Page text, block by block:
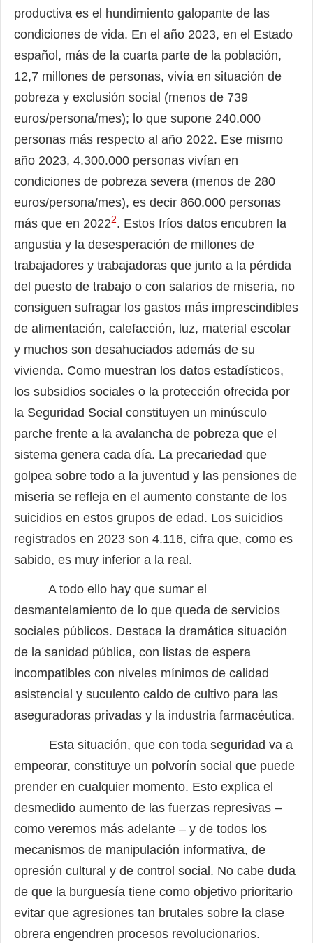
productiva es el hundimiento galopante de las
condiciones de vida. En el año 2023, en el Estado
español, más de la cuarta parte de la población,
12,7 millones de personas, vivía en situación de
pobreza y exclusión social (menos de 739
euros/persona/mes); lo que supone 240.000
personas más respecto al año 2022. Ese mismo
año 2023, 4.300.000 personas vivían en
condiciones de pobreza severa (menos de 280
euros/persona/mes), es decir 860.000 personas
más que en 20222. Estos fríos datos encubren la
angustia y la desesperación de millones de
trabajadores y trabajadoras que junto a la pérdida
del puesto de trabajo o con salarios de miseria, no
consiguen sufragar los gastos más imprescindibles
de alimentación, calefacción, luz, material escolar
y muchos son desahuciados además de su
vivienda. Como muestran los datos estadísticos,
los subsidios sociales o la protección ofrecida por
la Seguridad Social constituyen un minúsculo
parche frente a la avalancha de pobreza que el
sistema genera cada día. La precariedad que
golpea sobre todo a la juventud y las pensiones de
miseria se refleja en el aumento constante de los
suicidios en estos grupos de edad. Los suicidios
registrados en 2023 son 4.116, cifra que, como es
sabido, es muy inferior a la real.
A todo ello hay que sumar el
desmantelamiento de lo que queda de servicios
sociales públicos. Destaca la dramática situación
de la sanidad pública, con listas de espera
incompatibles con niveles mínimos de calidad
asistencial y suculento caldo de cultivo para las
aseguradoras privadas y la industria farmacéutica.
Esta situación, que con toda seguridad va a
empeorar, constituye un polvorín social que puede
prender en cualquier momento. Esto explica el
desmedido aumento de las fuerzas represivas –
como veremos más adelante – y de todos los
mecanismos de manipulación informativa, de
opresión cultural y de control social. No cabe duda
de que la burguesía tiene como objetivo prioritario
evitar que agresiones tan brutales sobre la clase
obrera engendren procesos revolucionarios.